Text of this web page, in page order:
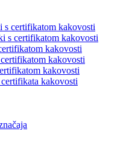
s certifikatom kakovosti
s certifikatom kakovosti
kakovosti
kakovosti
kakovosti
kakovosti